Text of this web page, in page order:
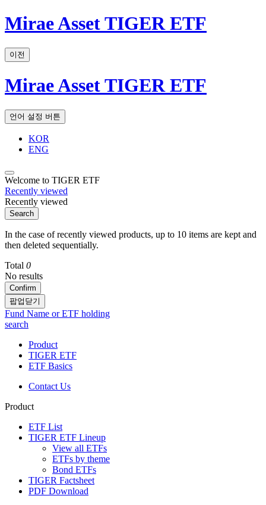
Mirae Asset TIGER ETF
이전
Mirae Asset TIGER ETF
언어 설정 버튼
KOR
ENG
Welcome to TIGER ETF
Recently viewed
Recently viewed
Search
In the case of recently viewed products, up to 10 items are kept and
then deleted sequentially.
Total 0
No results
Confirm
팝업닫기
Fund Name or ETF holding
search
Product
TIGER ETF
ETF Basics
Contact Us
Product
ETF List
TIGER ETF Lineup
View all ETFs
ETFs by theme
Bond ETFs
TIGER Factsheet
PDF Download